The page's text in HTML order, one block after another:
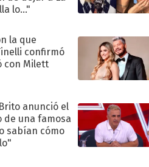
lo..."
la que
confirmó
con Milett
anunció el
de una famosa
sabían cómo